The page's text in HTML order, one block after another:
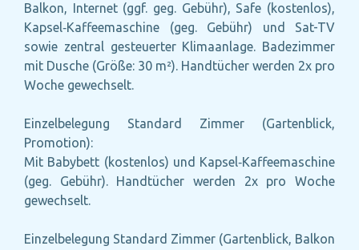
Balkon, Internet (ggf. geg. Gebühr), Safe (kostenlos),
Kapsel‑Kaffeemaschine (geg. Gebühr) und Sat-TV
sowie zentral gesteuerter Klimaanlage. Badezimmer
mit Dusche (Größe: 30 m²). Handtücher werden 2x pro
Woche gewechselt.
Einzelbelegung Standard Zimmer (Gartenblick,
Promotion):
Mit Babybett (kostenlos) und Kapsel‑Kaffeemaschine
(geg. Gebühr). Handtücher werden 2x pro Woche
gewechselt.
Einzelbelegung Standard Zimmer (Gartenblick, Balkon